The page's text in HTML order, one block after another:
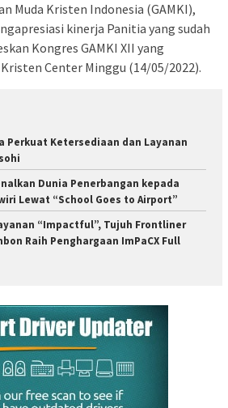
Muda Kristen Indonesia (GAMKI),
kinerja Panitia yang sudah
Kongres GAMKI XII yang
Center Minggu (14/05/2022).
Perkuat Ketersediaan dan Layanan
Dunia Penerbangan kepada
Lewat “School Goes to Airport”
“Impactful”, Tujuh Frontliner
Raih Penghargaan ImPaCX Full